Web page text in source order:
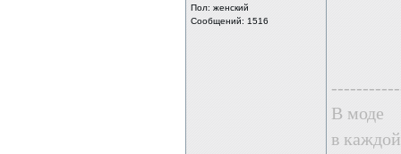
Пол: женский
Сообщений: 1516
В моде
в каждой